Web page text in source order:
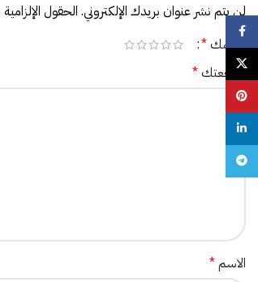
لن يتم نشر عنوان بريدك الإلكتروني. الحقول
تقييمك*
مراجعتك*
الاسم*